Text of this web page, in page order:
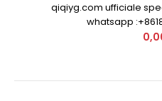
qiqiyg.com ufficiale
whatsapp